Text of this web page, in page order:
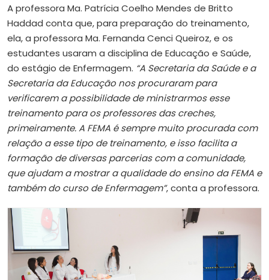
A professora Ma. Patrícia Coelho Mendes de Britto
Haddad conta que, para preparação do treinamento,
ela, a professora Ma. Fernanda Cenci Queiroz, e os
estudantes usaram a disciplina de Educação e Saúde,
do estágio de Enfermagem. “A Secretaria da Saúde e a
Secretaria da Educação nos procuraram para
verificarem a possibilidade de ministrarmos esse
treinamento para os professores das creches,
primeiramente. A FEMA é sempre muito procurada com
relação a esse tipo de treinamento, e isso facilita a
formação de diversas parcerias com a comunidade,
que ajudam a mostrar a qualidade do ensino da FEMA e
também do curso de Enfermagem”, conta a professora.